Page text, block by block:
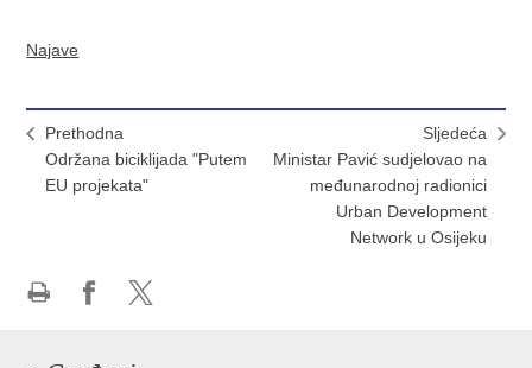
Najave
Prethodna
Održana biciklijada "Putem
EU projekata"
Sljedeća
Ministar Pavić sudjelovao na
međunarodnoj radionici
Urban Development
Network u Osijeku